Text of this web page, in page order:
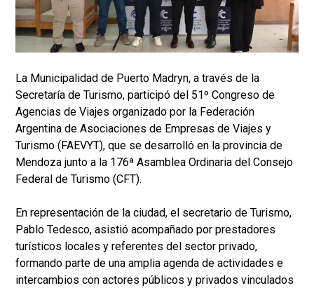
La Municipalidad de Puerto Madryn, a través de la
Secretaría de Turismo, participó del 51º Congreso de
Agencias de Viajes organizado por la Federación
Argentina de Asociaciones de Empresas de Viajes y
Turismo (FAEVYT), que se desarrolló en la provincia de
Mendoza junto a la 176ª Asamblea Ordinaria del Consejo
Federal de Turismo (CFT).
En representación de la ciudad, el secretario de Turismo,
Pablo Tedesco, asistió acompañado por prestadores
turísticos locales y referentes del sector privado,
formando parte de una amplia agenda de actividades e
intercambios con actores públicos y privados vinculados